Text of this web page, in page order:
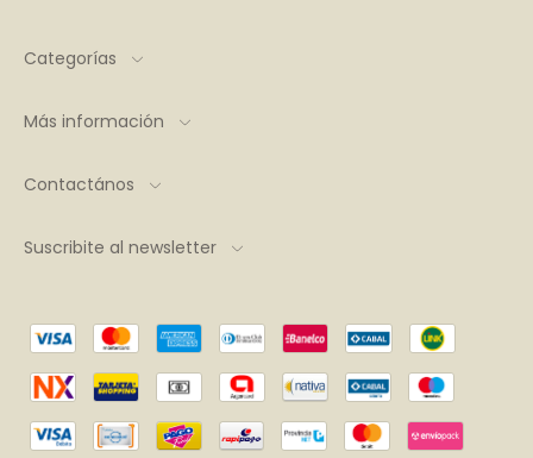
Categorías
Más información
Contactános
Suscribite al newsletter